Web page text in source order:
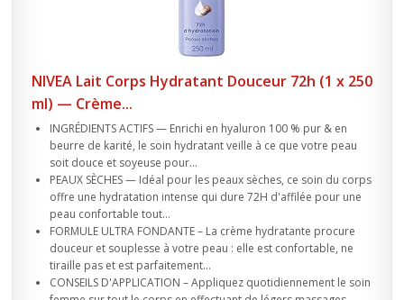
NIVEA Lait Corps Hydratant Douceur 72h (1 x 250
ml) — Crème...
INGRÉDIENTS ACTIFS — Enrichi en hyaluron 100 % pur & en
beurre de karité, le soin hydratant veille à ce que votre peau
soit douce et soyeuse pour...
PEAUX SÈCHES — Idéal pour les peaux sèches, ce soin du corps
offre une hydratation intense qui dure 72H d'affilée pour une
peau confortable tout...
FORMULE ULTRA FONDANTE – La crème hydratante procure
douceur et souplesse à votre peau : elle est confortable, ne
tiraille pas et est parfaitement...
CONSEILS D'APPLICATION – Appliquez quotidiennement le soin